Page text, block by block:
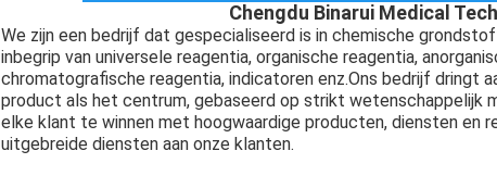
Chengdu Binarui Medical
We zijn een bedrijf dat gespecialiseerd is in chemische
inbegrip van universele reagentia, organische reagentia,
chromatografische reagentia, indicatoren enz.Ons bedrijf dringt
product als het centrum, gebaseerd op strikt wetenschappelijk
elke klant te winnen met hoogwaardige producten, diensten en
uitgebreide diensten aan onze klanten.